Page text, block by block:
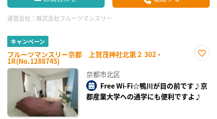
運営会社： 株式会社フルーツマンスリー
キャンペーン
フルーツマンスリー京都 上賀茂神社北第２ 302・
1R(No.1288745)
録
京都市北区
Free Wi-Fi☆鴨川が目の前です♪京
都産業大学への通学にも便利ですよ♪